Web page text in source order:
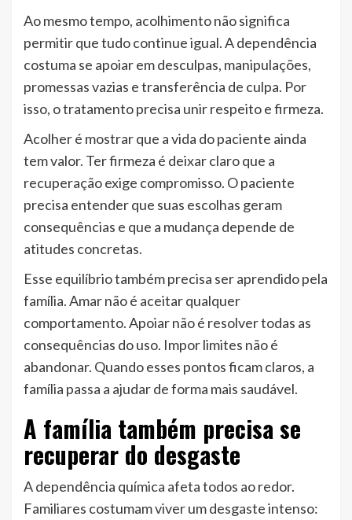
Ao mesmo tempo, acolhimento não significa
permitir que tudo continue igual. A dependência
costuma se apoiar em desculpas, manipulações,
promessas vazias e transferência de culpa. Por
isso, o tratamento precisa unir respeito e firmeza.
Acolher é mostrar que a vida do paciente ainda
tem valor. Ter firmeza é deixar claro que a
recuperação exige compromisso. O paciente
precisa entender que suas escolhas geram
consequências e que a mudança depende de
atitudes concretas.
Esse equilíbrio também precisa ser aprendido pela
família. Amar não é aceitar qualquer
comportamento. Apoiar não é resolver todas as
consequências do uso. Impor limites não é
abandonar. Quando esses pontos ficam claros, a
família passa a ajudar de forma mais saudável.
A família também precisa se
recuperar do desgaste
A dependência química afeta todos ao redor.
Familiares costumam viver um desgaste intenso: